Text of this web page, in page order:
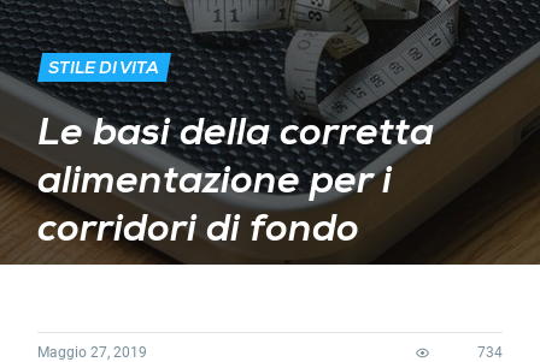
STILE DI VITA
Le basi della corretta
alimentazione per i
corridori di fondo
Maggio 27, 2019 734